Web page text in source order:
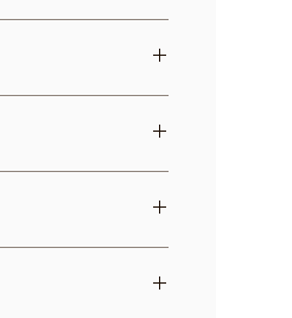
船。
牌酒吧购买额外的饮
及上述費用包含未提
提示提前15分钟到指